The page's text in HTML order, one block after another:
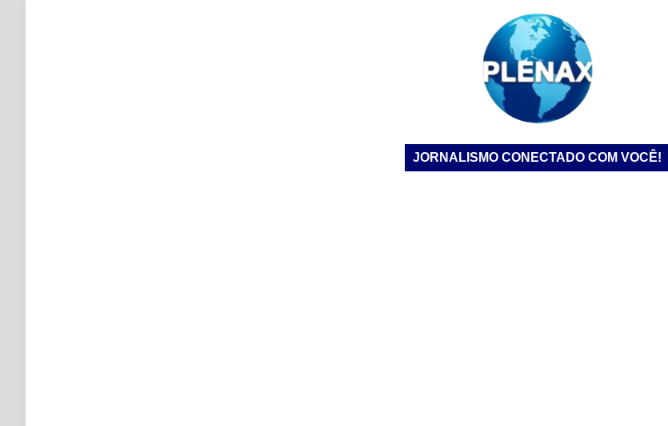
JORNALISMO CONECTADO COM VOCÊ!